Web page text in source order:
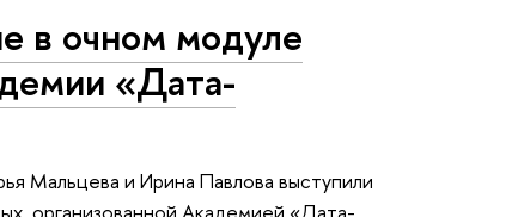
в очном модуле
«Дата-
Мальцева и Ирина Павлова выступили